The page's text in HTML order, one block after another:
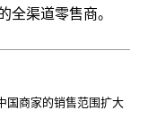
全渠道零售商。
国商家的销售范围扩大